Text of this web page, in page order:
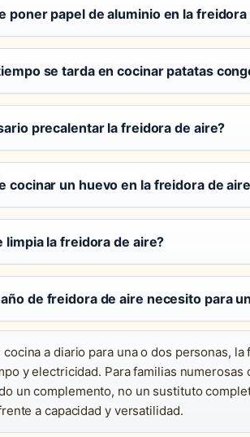
poner papel de aluminio en la freidora
se tarda en cocinar patatas
precalentar la freidora de aire?
cocinar un huevo en la freidora de
limpia la freidora de aire?
de freidora de aire necesito para
cocina a diario para una o dos personas,
y electricidad. Para familias
un complemento, no un sustituto
a capacidad y versatilidad.